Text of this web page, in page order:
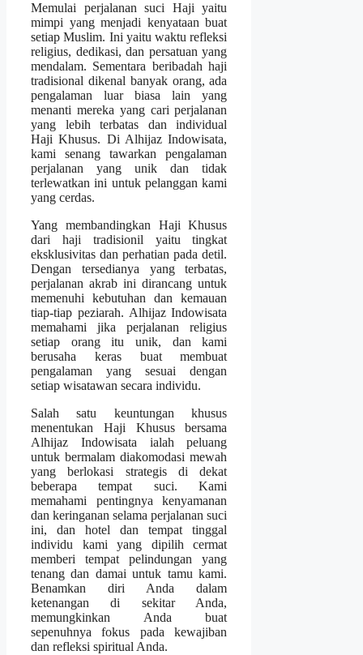
Memulai perjalanan suci Haji yaitu
mimpi yang menjadi kenyataan buat
setiap Muslim. Ini yaitu waktu refleksi
religius, dedikasi, dan persatuan yang
mendalam. Sementara beribadah haji
tradisional dikenal banyak orang, ada
pengalaman luar biasa lain yang
menanti mereka yang cari perjalanan
yang lebih terbatas dan individual
Haji Khusus. Di Alhijaz Indowisata,
kami senang tawarkan pengalaman
perjalanan yang unik dan tidak
terlewatkan ini untuk pelanggan kami
yang cerdas.
Yang membandingkan Haji Khusus
dari haji tradisionil yaitu tingkat
eksklusivitas dan perhatian pada detil.
Dengan tersedianya yang terbatas,
perjalanan akrab ini dirancang untuk
memenuhi kebutuhan dan kemauan
tiap-tiap peziarah. Alhijaz Indowisata
memahami jika perjalanan religius
setiap orang itu unik, dan kami
berusaha keras buat membuat
pengalaman yang sesuai dengan
setiap wisatawan secara individu.
Salah satu keuntungan khusus
menentukan Haji Khusus bersama
Alhijaz Indowisata ialah peluang
untuk bermalam diakomodasi mewah
yang berlokasi strategis di dekat
beberapa tempat suci. Kami
memahami pentingnya kenyamanan
dan keringanan selama perjalanan suci
ini, dan hotel dan tempat tinggal
individu kami yang dipilih cermat
memberi tempat pelindungan yang
tenang dan damai untuk tamu kami.
Benamkan diri Anda dalam
ketenangan di sekitar Anda,
memungkinkan Anda buat
sepenuhnya fokus pada kewajiban
dan refleksi spiritual Anda.